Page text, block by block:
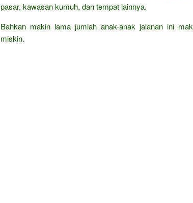
pasar, kawasan kumuh, dan tempat lainnya.
Bahkan makin lama jumlah anak-anak jalanan ini
miskin.